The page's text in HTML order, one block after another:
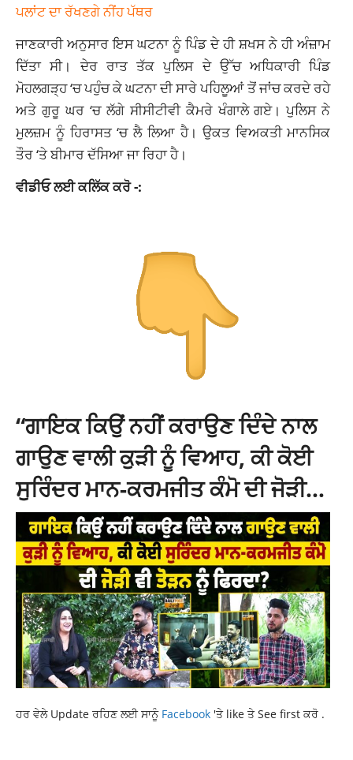
ਪਲਾਂਟ ਦਾ ਰੱਖਣਗੇ ਨੀਂਹ ਪੱਥਰ
ਜਾਣਕਾਰੀ ਅਨੁਸਾਰ ਇਸ ਘਟਨਾ ਨੂੰ ਪਿੰਡ ਦੇ ਹੀ ਸ਼ਖਸ ਨੇ ਹੀ ਅੰਜ਼ਾਮ
ਦਿੱਤਾ ਸੀ। ਦੇਰ ਰਾਤ ਤੱਕ ਪੁਲਿਸ ਦੇ ਉੱਚ ਅਧਿਕਾਰੀ ਪਿੰਡ
ਮੋਹਲਗੜ੍ਹ ‘ਚ ਪਹੁੰਚ ਕੇ ਘਟਨਾ ਦੀ ਸਾਰੇ ਪਹਿਲੂਆਂ ਤੋਂ ਜਾਂਚ ਕਰਦੇ ਰਹੇ
ਅਤੇ ਗੁਰੂ ਘਰ ‘ਚ ਲੱਗੇ ਸੀਸੀਟੀਵੀ ਕੈਮਰੇ ਖੰਗਾਲੇ ਗਏ। ਪੁਲਿਸ ਨੇ
ਮੁਲਜ਼ਮ ਨੂੰ ਹਿਰਾਸਤ ‘ਚ ਲੈ ਲਿਆ ਹੈ। ਉਕਤ ਵਿਅਕਤੀ ਮਾਨਸਿਕ
ਤੌਰ ‘ਤੇ ਬੀਮਾਰ ਦੱਸਿਆ ਜਾ ਰਿਹਾ ਹੈ।
ਵੀਡੀਓ ਲਈ ਕਲਿੱਕ ਕਰੋ -:
“ਗਾਇਕ ਕਿਉਂ ਨਹੀਂ ਕਰਾਉਣ ਦਿੰਦੇ ਨਾਲ
ਗਾਉਣ ਵਾਲੀ ਕੁੜੀ ਨੂੰ ਵਿਆਹ, ਕੀ ਕੋਈ
ਸੁਰਿੰਦਰ ਮਾਨ-ਕਰਮਜੀਤ ਕੰਮੋ ਦੀ ਜੋੜੀ…
ਹਰ ਵੇਲੇ Update ਰਹਿਣ ਲਈ ਸਾਨੂੰ Facebook 'ਤੇ like ਤੇ See first ਕਰੋ .